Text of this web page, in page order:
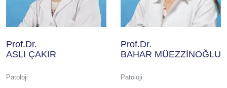
Prof.Dr.
ASLI ÇAKIR
Patoloji
Prof.Dr.
BAHAR MÜEZZİNOĞLU
Patoloji